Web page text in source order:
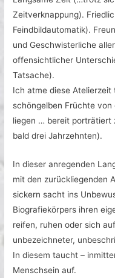
Zeitverknappung).
Feindbildautomatik).
und Geschwisterliche
offensichtlicher
Tatsache).
Ich atme diese
schöngelben Früchte von
liegen … bereit porträtiert
bald drei Jahrzehnten).
In dieser anregenden
mit den zurückliegenden
sickern sacht ins
Biografiekörpers ihren
reifen, ruhen oder sich
unbezeichneter,
In diesem taucht –
Menschsein auf.